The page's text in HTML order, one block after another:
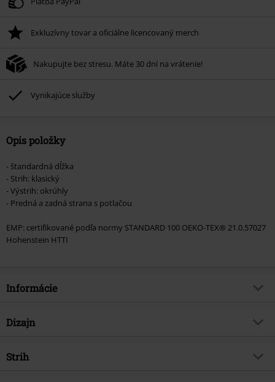
Po zadaní kódu v košíku, sa zľava uplatní automaticky.
Nemožno kombinovať s inými akciovými kódmi. Zľava sa nevzťahuje na:
knihy, médiá, vstupenky, Rammstein, (Till) Lindemann, Böhse Onkelz,
ktorých kúpou podporíte nadáciu.
Exkluzívny tovar a oficiálne licencovaný merch
Nakupujte bez stresu. Máte 30 dní na vrátenie!
Vynikajúce služby
Opis položky
- štandardná dĺžka
- Strih: klasický
- Výstrih: okrúhly
- Predná a zadná strana s potlačou
EMP: certifikované podľa normy STANDARD 100 OEKO-TEX® 21.0.57027
Hohenstein HTTI
Informácie
Tovar č.
hudobný žáner
Dizajn
Typ výrobku
Strih